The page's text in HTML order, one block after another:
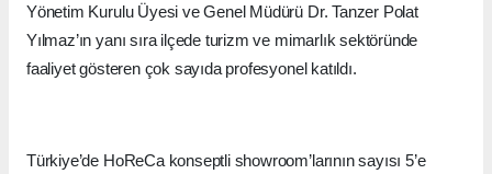
Yönetim Kurulu Üyesi ve Genel Müdürü Dr. Tanzer Polat
Yılmaz’ın yanı sıra ilçede turizm ve mimarlık sektöründe
faaliyet gösteren çok sayıda profesyonel katıldı.
Türkiye’de HoReCa konseptli showroom’larının sayısı 5’e